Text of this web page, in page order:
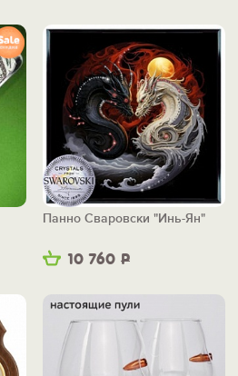
10 760 Р
Панно Сваровски "Инь-Ян"